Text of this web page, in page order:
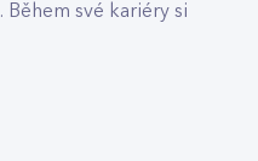
Během své kariéry si